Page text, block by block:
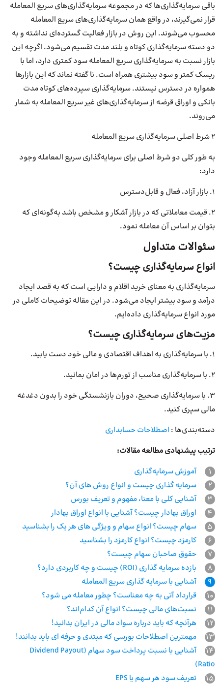
باقی سرمایه‌گذاری‌ها که در مجموعه سرمایه‌گذاری‌های سریع المعامله
قرار نمی‌گیرند، در واقع همان سرمایه‌گذاری‌های سریع المعامله
محسوب می‌شوند. این روش در بازار فعالیت گسترده‌ای نداشته و به
دو دسته سرمایه‌گذاری کوتاه و بلند مدت تقسیم می‌شود. اگرچه این
بازار نسبت به سرمایه‌گذاری سریع المعامله سود کمتری دارد، اما با
ریسک کمتر و سود بیشتری همراه است. نا گفته نماند که این بازارها
همواره در دسترس نیستند. سرمایه‌گذاری سپرده‌های کوتاه مدت
بانکی و اوراق قرضه از سرمایه‌گذاری‌های غیر سریع المعامله به شمار
می‌روند.
۲ شرط اصلی سرمایه‌گذاری سریع المعامله
به طور کلی دو شرط اصلی برای سرمایه‌گذاری سریع المعامله وجود
دارد:
1. بازار آزاد، فعال و قابل‌دسترس
۲. قیمت معاملاتی که در بازار آشکار و مشخص باشد به‌گونه‌ای که
بتوان بر اساس آن معامله نمود.
سئوالات متداول
انواع سرمایه‌گذاری چیست؟
سرمایه‌گذاری به معنای خرید اقلام و دارایی است که به قصد ایجاد
درآمد و سود بیشتر ایجاد می‌شود. در این مقاله توضیحات کاملی در
مورد انواع سرمایه‌گذاری داده‌ایم.
مزیت‌های سرمایه‌گذاری چیست؟
۱. با سرمایه‌گذاری به اهداف اقتصادی و مالی خود دست یابید.
۲. با سرمایه‌گذاری مناسب از تورم‌ها در امان بمانید.
۳. با سرمایه‌گذاری صحیح، دوران بازنشستگی خود را بدون دغدغه
مالی سپری کنید.
دسته‌بندی‌ها : اصطلاحات حسابداری
ترتیب پیشنهادی مطالعه مقالات:
1
آموزش سرمایه‌گذاری
2
سرمایه گذاری چیست و انواع روش های آن؟
3
آشنایی کلی با معنا، مفهوم و تعریف بورس
4
اوراق بهادار چیست؟ آشنایی با انواع اوراق بهادار
5
سهام چیست؟ انواع سهام و ویژگی های هر یک را بشناسید
6
کارمزد چیست؟ انواع کارمزد را بشناسید
7
حقوق صاحبان سهام چیست؟
8
بازده سرمایه گذاری (ROI) چیست و چه کاربردی دارد؟
9
آشنایی با سرمایه‌ گذاری سریع المعامله
10
قرارداد آتی به چه معناست؟ چطور معامله می شود؟
11
نسبت‌های مالی چیست؟ انواع آن کدام‌اند؟
12
هرآنچه که باید درباره سواد مالی در ایران بدانید!
13
مهمترین اصطلاحات بورسی که مبتدی و حرفه ای باید بدانند!
14
آشنایی با نسبت پرداخت سود سهام (Dividend Payout
Ratio)
15
تعریف سود هر سهم یا EPS